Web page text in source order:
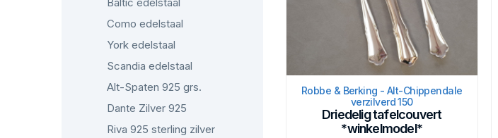
Como edelstaal
York edelstaal
Scandia edelstaal
Alt-Spaten 925 grs.
Dante Zilver 925
Riva 925 sterling zilver
Robbe & Berking - Alt-Chippendale
verzilverd 150
Driedelig tafelcouvert
*winkelmodel*